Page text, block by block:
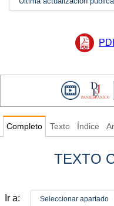
Completo Texto Índice
TEXTO
Ir a: Seleccionar apartado